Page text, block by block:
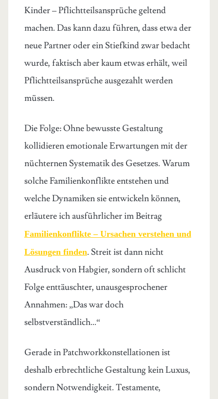
Kinder – Pflichtteilsansprüche geltend
machen. Das kann dazu führen, dass etwa der
neue Partner oder ein Stiefkind zwar bedacht
wurde, faktisch aber kaum etwas erhält, weil
Pflichtteilsansprüche ausgezahlt werden
müssen.
Die Folge: Ohne bewusste Gestaltung
kollidieren emotionale Erwartungen mit der
nüchternen Systematik des Gesetzes. Warum
solche Familienkonflikte entstehen und
welche Dynamiken sie entwickeln können,
erläutere ich ausführlicher im Beitrag
Familienkonflikte – Ursachen verstehen und
Lösungen finden. Streit ist dann nicht
Ausdruck von Habgier, sondern oft schlicht
Folge enttäuschter, unausgesprochener
Annahmen: „Das war doch
selbstverständlich…“
Gerade in Patchworkkonstellationen ist
deshalb erbrechtliche Gestaltung kein Luxus,
sondern Notwendigkeit. Testamente,